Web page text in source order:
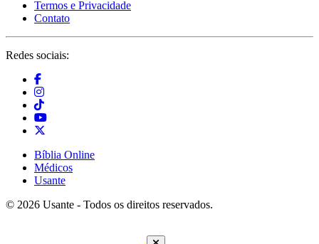
Termos e Privacidade
Contato
Redes sociais:
Bíblia Online
Médicos
Usante
© 2026 Usante - Todos os direitos reservados.